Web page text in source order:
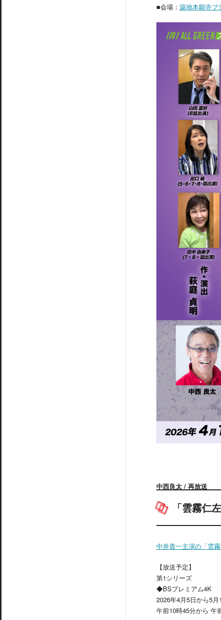
■会場： 築地本願寺ブ
中西良太 / 再放送
「雲霧仁
中井貴一主演の「雲
【放送予定】
第1シリーズ
◆BSプレミアム4K
2026年4月5日から5
午前10時45分から 午